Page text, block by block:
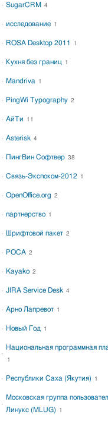
SugarCRM 4
исследование 1
ROSA Desktop 2011 1
Кухня без границ 1
Mandriva 1
PingWi Typography 2
АйТи 11
Asterisk 4
ПингВин Софтвер 38
Связь-Экспоком-2012 1
OpenOffice.org 2
партнерство 1
Шрифтовой пакет 2
РОСА 2
Kayako 2
JIRA Service Desk 4
Арно Лапревот 1
Новый Год 1
Национальная программная
1
Республики Саха (Якутия) 1
Московская группа
Линукс (MLUG)
1